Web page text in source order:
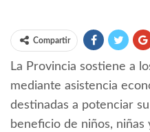
Compartir
La Provincia sostiene a
mediante asistencia
destinadas a potenciar
beneficio de niños, niñas